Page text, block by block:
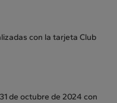
con la tarjeta Club
de octubre de 2024 con